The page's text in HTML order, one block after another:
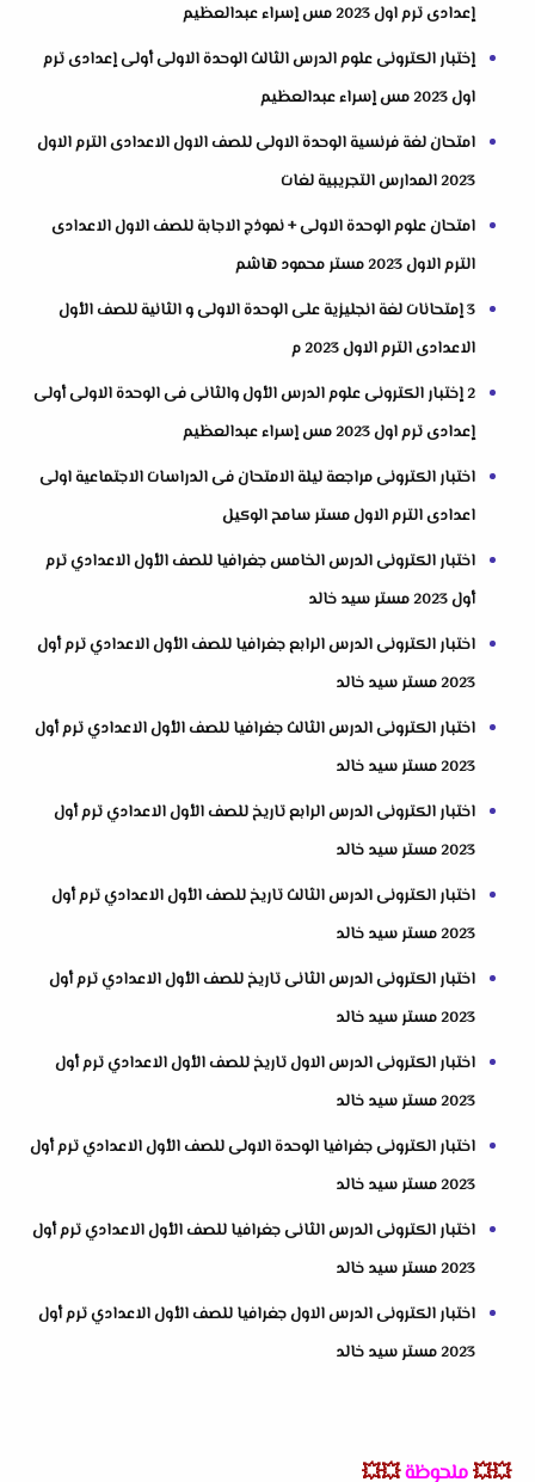
إعدادى ترم اول 2023 مس إسراء عبدالعظيم
إختبار الكترونى علوم الدرس الثالث الوحدة الاولى أولى إعدادى ترم
اول 2023 مس إسراء عبدالعظيم
امتحان لغة فرنسية الوحدة الاولى للصف الاول الاعدادى الترم الاول
2023 المدارس التجريبية لغات
امتحان علوم الوحدة الاولى + نموذج الاجابة للصف الاول الاعدادى
الترم الاول 2023 مستر محمود هاشم
3 إمتحانات لغة انجليزية على الوحدة الاولى و الثانية للصف الأول
الاعدادى الترم الاول 2023 م
2 إختبار الكترونى علوم الدرس الأول والثانى فى الوحدة الاولى أولى
إعدادى ترم اول 2023 مس إسراء عبدالعظيم
اختبار الكترونى مراجعة ليلة الامتحان فى الدراسات الاجتماعية اولى
اعدادى الترم الاول مستر سامح الوكيل
اختبار الكترونى الدرس الخامس جغرافيا للصف الأول الاعدادي ترم
أول 2023 مستر سيد خالد
اختبار الكترونى الدرس الرابع جغرافيا للصف الأول الاعدادي ترم أول
2023 مستر سيد خالد
اختبار الكترونى الدرس الثالث جغرافيا للصف الأول الاعدادي ترم أول
2023 مستر سيد خالد
اختبار الكترونى الدرس الرابع تاريخ للصف الأول الاعدادي ترم أول
2023 مستر سيد خالد
اختبار الكترونى الدرس الثالث تاريخ للصف الأول الاعدادي ترم أول
2023 مستر سيد خالد
اختبار الكترونى الدرس الثانى تاريخ للصف الأول الاعدادي ترم أول
2023 مستر سيد خالد
اختبار الكترونى الدرس الاول تاريخ للصف الأول الاعدادي ترم أول
2023 مستر سيد خالد
اختبار الكترونى جغرافيا الوحدة الاولى للصف الأول الاعدادي ترم أول
2023 مستر سيد خالد
اختبار الكترونى الدرس الثانى جغرافيا للصف الأول الاعدادي ترم أول
2023 مستر سيد خالد
اختبار الكترونى الدرس الاول جغرافيا للصف الأول الاعدادي ترم أول
2023 مستر سيد خالد
💥💥ملحوظة💥💥